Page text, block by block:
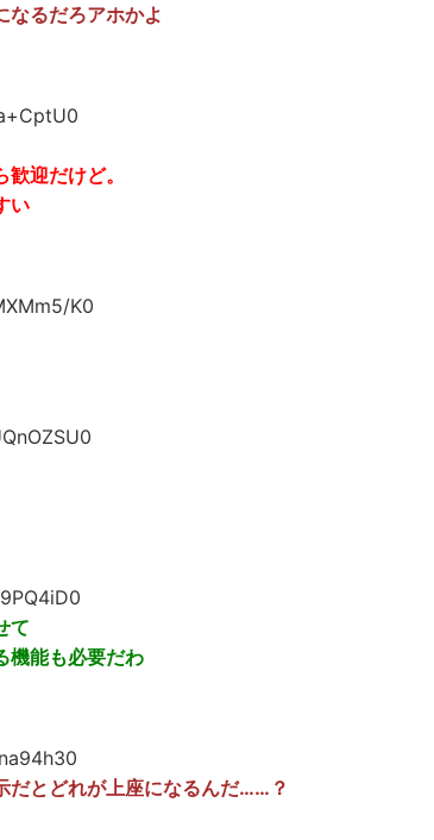
なるだろアホかよ
迎だけど。
い
K0
て
機能も必要だわ
だとどれが上座になるんだ……？